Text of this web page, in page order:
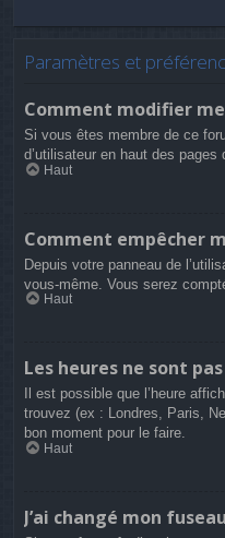
Paramètres et
Comment modifier
Si vous êtes membre de ce
d’utilisateur en haut des
Haut
Comment empêcher
Depuis votre panneau de
vous-même. Vous serez
Haut
Les heures ne sont
Il est possible que l’heure
trouvez (ex : Londres, Paris,
bon moment pour le faire.
Haut
J’ai changé mon